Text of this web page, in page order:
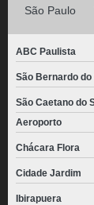
São Paulo
ABC Paulista
São Bernardo do
São Caetano do
Aeroporto
Chácara Flora
Cidade Jardim
Ibirapuera